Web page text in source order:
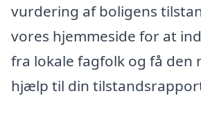
vurdering af boligens
vores hjemmeside for at
fra lokale fagfolk og få den
hjælp til din